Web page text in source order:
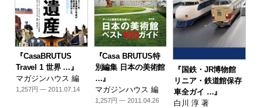
『CasaBRUTUS
Travel 1 世界 …』
マガジンハウス 編
1,257円 — 2011.07.14
『Casa BRUTUS特
別編集 日本の美術館
…』
マガジンハウス 編
1,257円 — 2011.04.26
『国鉄・JR博物館
リニア・鉄道館保存
車全ガイ …』
白川 淳 著